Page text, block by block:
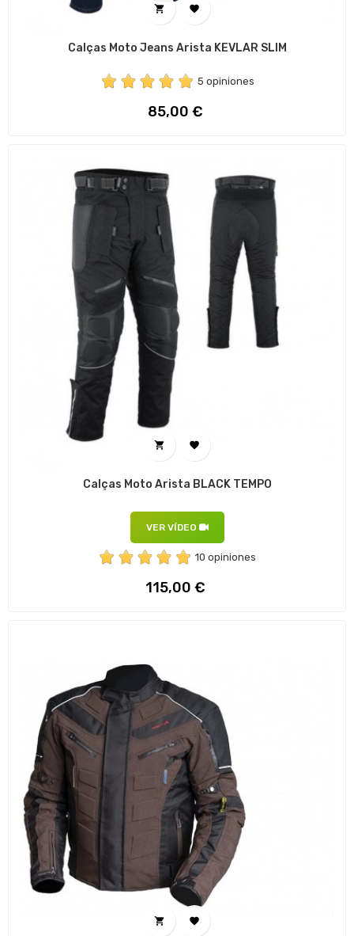
 
Calças Moto Jeans Arista KEVLAR SLIM
5 opiniones
Preço
85,00 €
 
Calças Moto Arista BLACK TEMPO
VER VÍDEO
10 opiniones
Preço
115,00 €
 